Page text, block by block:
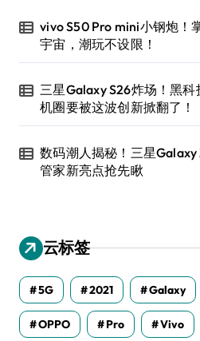
vivo S50 Pro mini小钢炮！
宇宙，潮玩不设限！
三星Galaxy S26炸场！黑科
机圈要被这波创新掀翻了！
数码潮人揭秘！三星Galaxy
管家新亮点抢先瞅
云标签
5G 2021 Galaxy
OPPO Pro Vivo